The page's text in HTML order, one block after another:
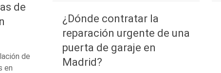
de
de
en
¿Dónde contratar la
reparación urgente de una
puerta de garaje en
Madrid?